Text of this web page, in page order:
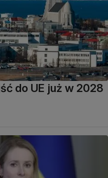
do UE już w 2028